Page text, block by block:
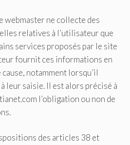
webmaster ne collecte des
relatives à l’utilisateur que
services proposés par le site
fournit ces informations en
notamment lorsqu’il
leur saisie. Il est alors précisé à
l’obligation ou non de
des articles 38 et